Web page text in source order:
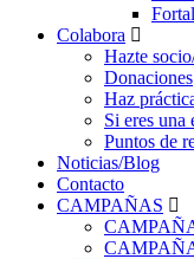
Colabora
Hazte
Donaciones
Haz
Si eres una
Puntos de
Noticias/Blog
Contacto
CAMPAÑAS